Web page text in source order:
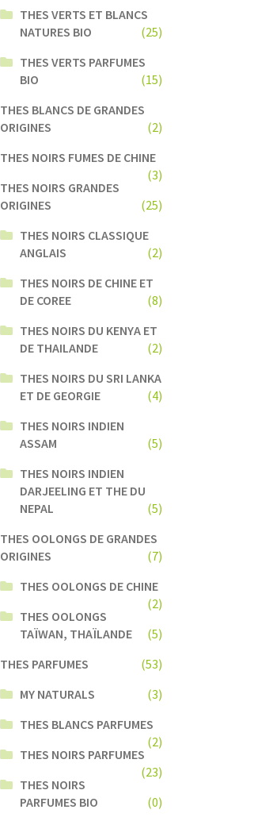
THES VERTS ET BLANCS
NATURES BIO
(25)
THES VERTS PARFUMES
BIO
(15)
THES BLANCS DE GRANDES
ORIGINES
(2)
THES NOIRS FUMES DE CHINE
(3)
THES NOIRS GRANDES
ORIGINES
(25)
THES NOIRS CLASSIQUE
ANGLAIS
(2)
THES NOIRS DE CHINE ET
DE COREE
(8)
THES NOIRS DU KENYA ET
DE THAILANDE
(2)
THES NOIRS DU SRI LANKA
ET DE GEORGIE
(4)
THES NOIRS INDIEN
ASSAM
(5)
THES NOIRS INDIEN
DARJEELING ET THE DU
NEPAL
(5)
THES OOLONGS DE GRANDES
ORIGINES
(7)
THES OOLONGS DE CHINE
(2)
THES OOLONGS
TAÏWAN, THAÏLANDE
(5)
THES PARFUMES
(53)
MY NATURALS
(3)
THES BLANCS PARFUMES
(2)
THES NOIRS PARFUMES
(23)
THES NOIRS
PARFUMES BIO
(0)